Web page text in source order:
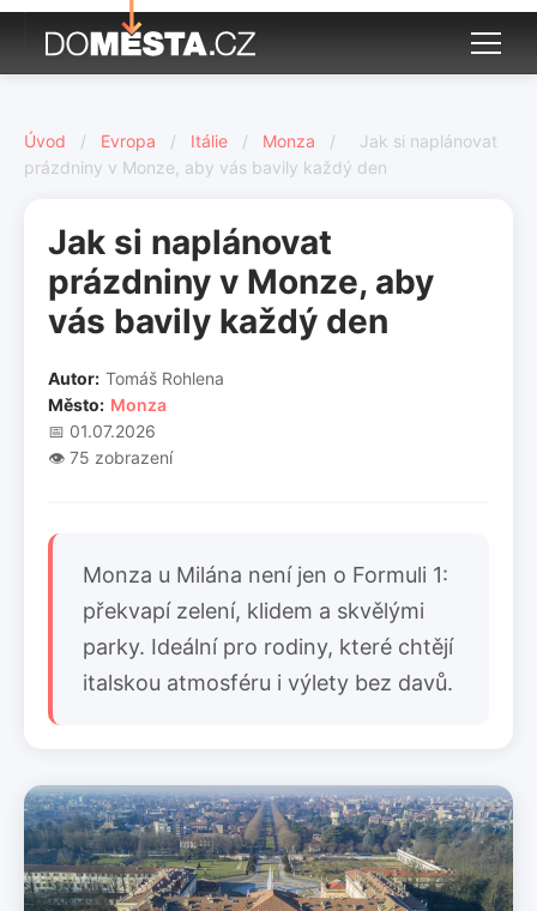
Úvod / Evropa / Itálie / Monza /
Jak si naplánovat
prázdniny v Monze, aby vás bavily každý den
Jak si naplánovat
prázdniny v Monze, aby
vás bavily každý den
Autor: Tomáš Rohlena
Město: Monza
📅 01.07.2026
👁️ 75 zobrazení
Monza u Milána není jen o Formuli 1:
překvapí zelení, klidem a skvělými
parky. Ideální pro rodiny, které chtějí
italskou atmosféru i výlety bez davů.